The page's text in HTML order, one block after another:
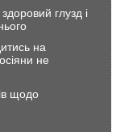
глузд і
на
не
щодо